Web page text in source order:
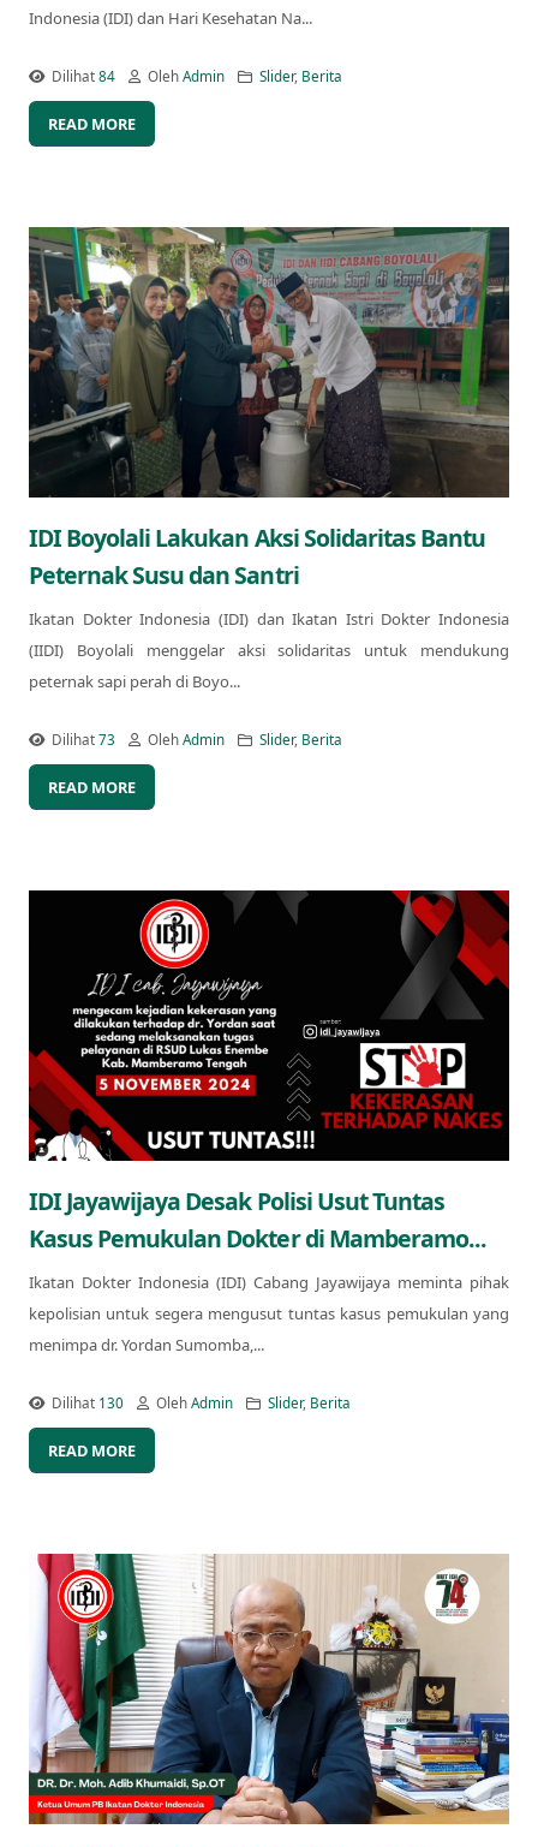
Indonesia (IDI) dan Hari Kesehatan Na...
Dilihat84 OlehAdmin Slider, Berita
READ MORE
IDI Boyolali Lakukan Aksi Solidaritas Bantu
Peternak Susu dan Santri
Ikatan Dokter Indonesia (IDI) dan Ikatan Istri Dokter Indonesia
(IIDI) Boyolali menggelar aksi solidaritas untuk mendukung
peternak sapi perah di Boyo...
Dilihat73 OlehAdmin Slider, Berita
READ MORE
IDI Jayawijaya Desak Polisi Usut Tuntas
Kasus Pemukulan Dokter di Mamberamo...
Ikatan Dokter Indonesia (IDI) Cabang Jayawijaya meminta pihak
kepolisian untuk segera mengusut tuntas kasus pemukulan yang
menimpa dr. Yordan Sumomba,...
Dilihat 130 OlehAdmin Slider, Berita
READ MORE